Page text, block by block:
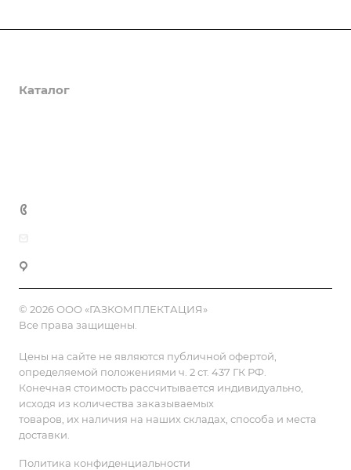
Каталог
© 2026 ООО «ГАЗКОМПЛЕКТАЦИЯ»
Все права защищены.
Цены на сайте не являются публичной офертой,
определяемой положениями ч. 2 ст. 437 ГК РФ.
Конечная стоимость рассчитывается индивидуально,
исходя из количества заказываемых
товаров, их наличия на наших складах, способа и места
доставки.
Политика конфиденциальности